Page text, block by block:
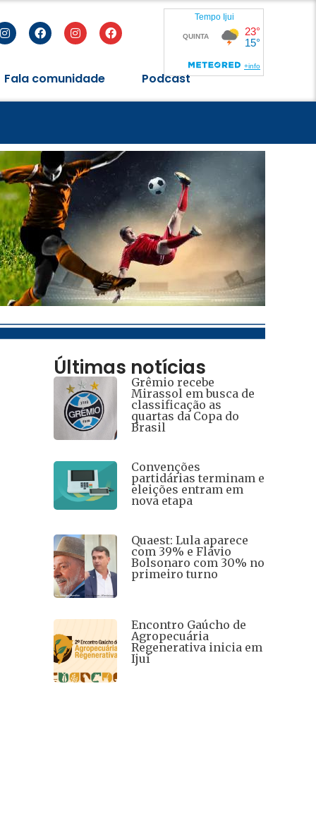
Fala comunidade Podcast
Últimas notícias
Grêmio recebe
Mirassol em busca de
classificação as
quartas da Copa do
Brasil
Convenções
partidárias terminam e
eleições entram em
nova etapa
Quaest: Lula aparece
com 39% e Flávio
Bolsonaro com 30% no
primeiro turno
Encontro Gaúcho de
Agropecuária
Regenerativa inicia em
Ijuí